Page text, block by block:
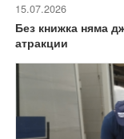
15.07.2026
Без книжка няма
атракции